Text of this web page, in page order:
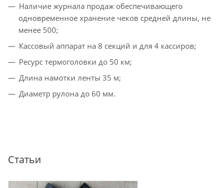
Наличие журнала продаж обеспечивающего
одновременное хранение чеков средней длины, не
менее 500;
Кассовый аппарат на 8 секций и для 4 кассиров;
Ресурс термоголовки до 50 км;
Длина намотки ленты 35 м;
Диаметр рулона до 60 мм.
Статьи